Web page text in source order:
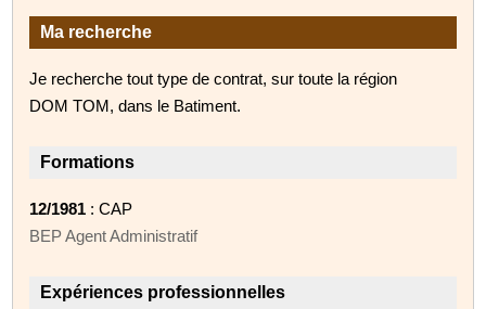
Ma recherche
Je recherche tout type de contrat, sur toute la région
DOM TOM, dans le Batiment.
Formations
12/1981 : CAP
BEP Agent Administratif
Expériences professionnelles